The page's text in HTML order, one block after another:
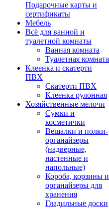
Подарочные карты и
сертификаты
Мебель
Всё для ванной и
туалетной комнаты
Ванная комната
Туалетная комната
Клеенка и скатерти
ПВХ
Скатерти ПВХ
Клеенка рулонная
Хозяйственные мелочи
Сумки и
косметички
Вешалки и полки-
органайзеры
(надверные,
настенные и
напольные)
Короба, корзины и
органайзеры для
хранения
Гладильные доски